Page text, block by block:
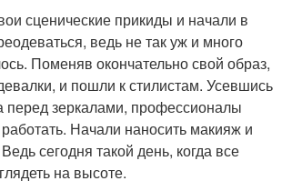
сценические прикиды и начали в
ведь не так уж и много
Поменяв окончательно свой образ,
и пошли к стилистам. Усевшись
перед зеркалами, профессионалы
Начали наносить макияж и
сегодня такой день, когда все
на высоте.